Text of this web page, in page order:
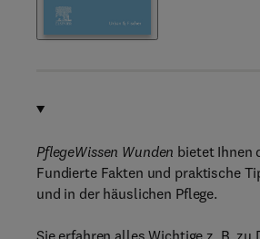
PflegeWissen Wunden bietet Ihnen
Fundierte Fakten und praktische
und in der häuslichen Pflege.
Sie erfahren alles Wichtige z. B.